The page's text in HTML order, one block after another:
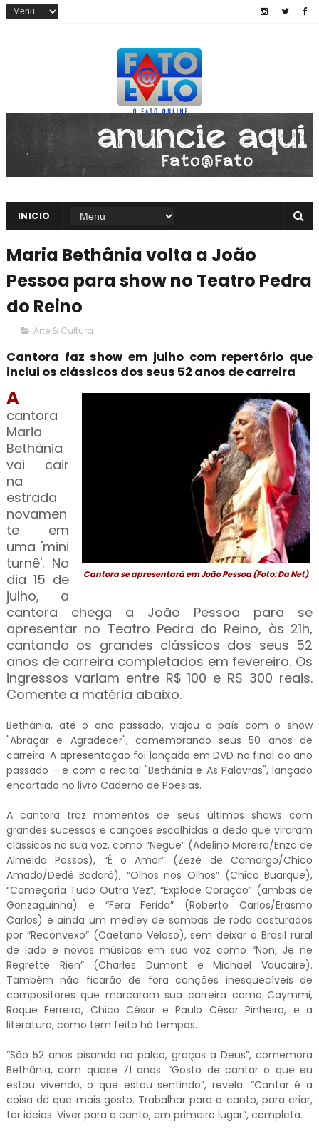
INICIO
Maria Bethânia volta a João
Pessoa para show no Teatro Pedra
do Reino
Arte & Cultura
Cantora faz show em julho com repertório que
inclui os clássicos dos seus 52 anos de carreira
Cantora se apresentará em João Pessoa (Foto: Da Net)
A
cantora
Maria
Bethânia
vai cair
na
estrada
novamen
te em
uma 'mini
turnê'. No
dia 15 de
julho, a
cantora chega a João Pessoa para se
apresentar no Teatro Pedra do Reino, às 21h,
cantando os grandes clássicos dos seus 52
anos de carreira completados em fevereiro. Os
ingressos variam entre R$ 100 e R$ 300 reais.
Comente a matéria abaixo.
Bethânia, até o ano passado, viajou o país com o show
"Abraçar e Agradecer", comemorando seus 50 anos de
carreira. A apresentação foi lançada em DVD no final do ano
passado – e com o recital "Bethânia e As Palavras", lançado
encartado no livro Caderno de Poesias.
A cantora traz momentos de seus últimos shows com
grandes sucessos e canções escolhidas a dedo que viraram
clássicos na sua voz, como “Negue” (Adelino Moreira/Enzo de
Almeida Passos), “É o Amor” (Zezé de Camargo/Chico
Amado/Dedé Badaró), “Olhos nos Olhos” (Chico Buarque),
“Começaria Tudo Outra Vez”, “Explode Coração” (ambas de
Gonzaguinha) e “Fera Ferida” (Roberto Carlos/Erasmo
Carlos) e ainda um medley de sambas de roda costurados
por “Reconvexo” (Caetano Veloso), sem deixar o Brasil rural
de lado e novas músicas em sua voz como “Non, Je ne
Regrette Rien” (Charles Dumont e Michael Vaucaire).
Também não ficarão de fora canções inesquecíveis de
compositores que marcaram sua carreira como Caymmi,
Roque Ferreira, Chico César e Paulo César Pinheiro, e a
literatura, como tem feito há tempos.
“São 52 anos pisando no palco, graças a Deus”, comemora
Bethânia, com quase 71 anos. “Gosto de cantar o que eu
estou vivendo, o que estou sentindo”, revela. “Cantar é a
coisa de que mais gosto. Trabalhar para o canto, para criar,
ter ideias. Viver para o canto, em primeiro lugar”, completa.